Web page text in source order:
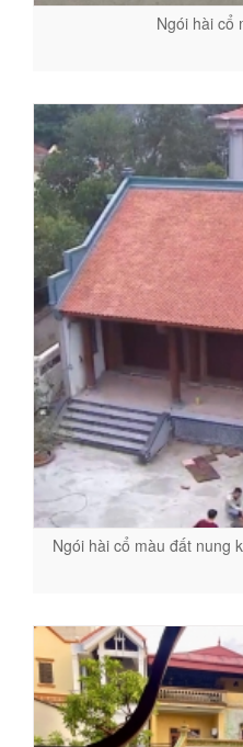
Ngói hài cổ
Ngói hài cổ màu đất nung